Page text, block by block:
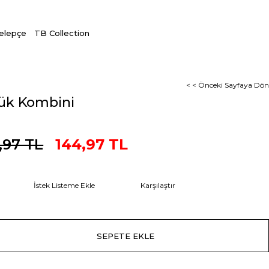
TB Collection
< < Önceki Sayfaya Dön
Kombini
TL 144,97 TL
İstek Listeme Ekle Karşılaştır